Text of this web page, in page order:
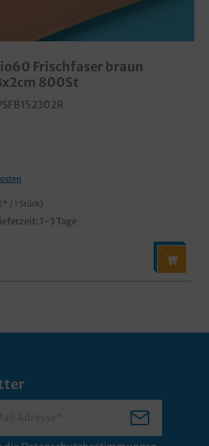
Frischfaser braun
800St
/ 1 Stück)
1-3 Tage